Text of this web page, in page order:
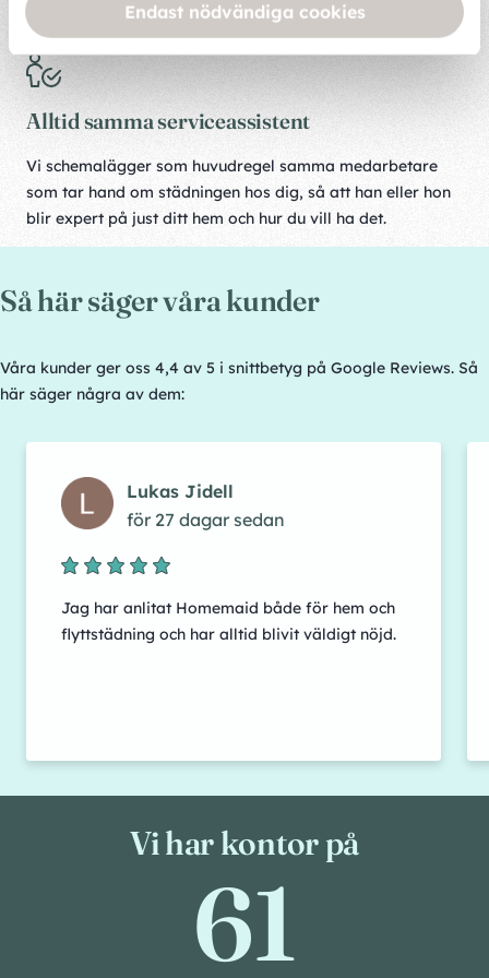
Endast nödvändiga cookies
medarbetare är vi ingenting.
Alltid samma serviceassistent
Vi schemalägger som huvudregel samma medarbetare
som tar hand om städningen hos dig, så att han eller hon
blir expert på just ditt hem och hur du vill ha det.
Så här säger våra kunder
Våra kunder ger oss 4,4 av 5 i snittbetyg på Google Reviews. Så
här säger några av dem:
Lukas Jidell
för 27 dagar sedan
Jag har anlitat Homemaid både för hem och
flyttstädning och har alltid blivit väldigt nöjd.
Vi har kontor på
61
61